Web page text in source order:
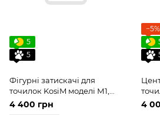
5
5
Фігурні затискачі для
точилок KosiM моделі М1,
М2, М3 і М3+ з вибіркою
4 400 грн
−5%
4